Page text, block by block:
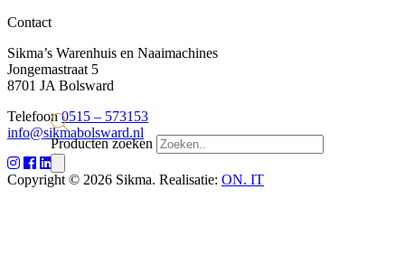
Producten zoeken
Contact
Sikma’s Warenhuis en Naaimachines
Jongemastraat 5
8701 JA Bolsward
Telefoon0515 – 573153
info@sikmabolsward.nl
Copyright © 2026 Sikma. Realisatie: ON. IT